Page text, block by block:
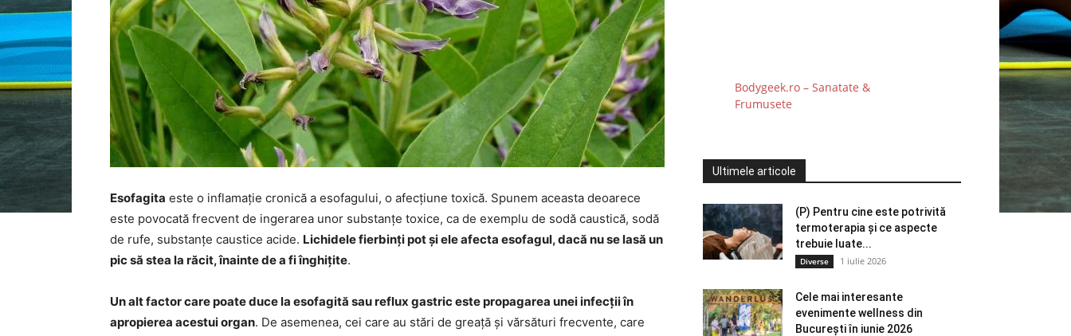
Esofagita este o inflamație cronică a esofagului, o afecțiune toxică. Spunem aceasta deoarece
este povocată frecvent de ingerarea unor substanțe toxice, ca de exemplu de sodă caustică, sodă
de rufe, substanțe caustice acide. Lichidele fierbinți pot și ele afecta esofagul, dacă nu se lasă un
pic să stea la răcit, înainte de a fi înghițite.
Un alt factor care poate duce la esofagită sau reflux gastric este propagarea unei infecții în
apropierea acestui organ. De asemenea, cei care au stări de greață și vărsături frecvente, care
Bodygeek.ro – Sanatate &
Frumusete
Ultimele articole
(P) Pentru cine este potrivită
termoterapia și ce aspecte
trebuie luate...
Diverse 1 iulie 2026
Cele mai interesante
evenimente wellness din
București în iunie 2026